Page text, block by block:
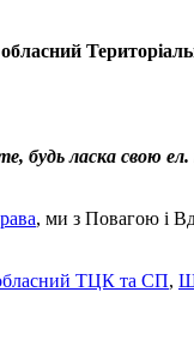
будь ласка свою
, ми з Повагою і
ТЦК та СП,